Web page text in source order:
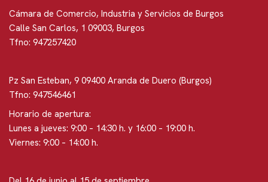
Cámara de Comercio, Industria y Servicios de Burgos
Calle San Carlos, 1 09003, Burgos
Tfno: 947257420
Pz San Esteban, 9 09400 Aranda de Duero (Burgos)
Tfno: 947546461
Horario de apertura:
Lunes a jueves: 9:00 – 14:30 h. y 16:00 – 19:00 h.
Viernes: 9:00 – 14:00 h.